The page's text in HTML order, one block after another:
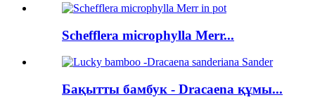
Schefflera microphylla Merr...
Бақытты бамбук - Dracaena құмы...